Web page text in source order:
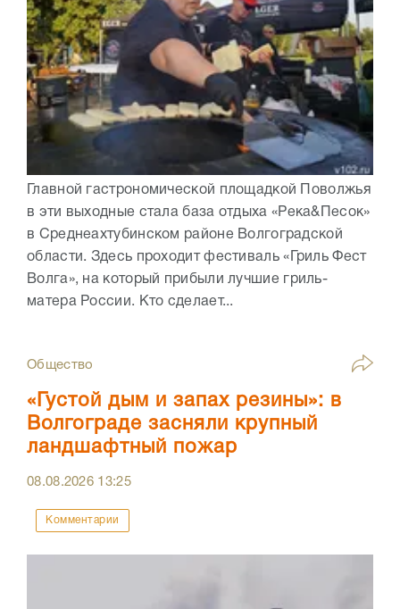
Главной гастрономической площадкой Поволжья
в эти выходные стала база отдыха «Река&Песок»
в Среднеахтубинском районе Волгоградской
области. Здесь проходит фестиваль «Гриль Фест
Волга», на который прибыли лучшие гриль-
матера России. Кто сделает...
Общество
«Густой дым и запах резины»: в
Волгограде засняли крупный
ландшафтный пожар
08.08.2026 13:25
Комментарии